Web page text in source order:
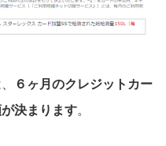
６ヶ月のクレジットカー
決まります。